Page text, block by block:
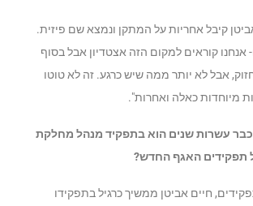
קיבל אחריות על המתקן ונמצא שם פיזית.
אנחנו קוראים למקום הזה אצטדיון אבל בסוף
אבל לא יותר ממה שיש כרגע. זה לא טוטו
מיוחדות כאלה ואחרות".
כבר עשרות שנים הוא בתפקיד מנהל מחלקת
תפקידים האגף החדש?
חיים אביטן ממשיך כרגיל בתפקידו